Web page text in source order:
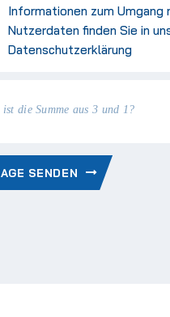
Informationen zum Umgang
Nutzerdaten finden Sie in
Datenschutzerklärung
ist die Summe aus 3 und 1?
SENDEN